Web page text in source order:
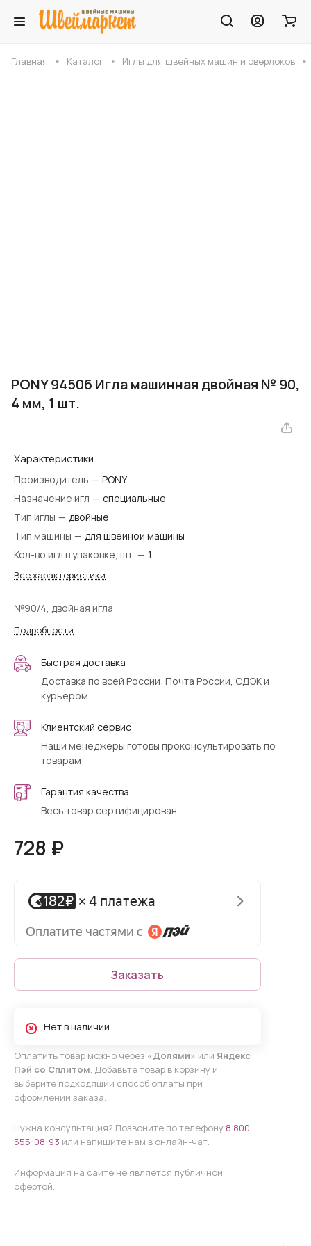
Главная Каталог Иглы для швейных машин и оверлоков
PONY 94506 Игла машинная двойная № 90,
4 мм, 1 шт.
Характеристики
Производитель — PONY
Назначение игл — специальные
Тип иглы — двойные
Тип машины — для швейной машины
Кол-во игл в упаковке, шт. — 1
Все характеристики
№90/4, двойная игла
Подробности
Быстрая доставка
Доставка по всей России: Почта России, СДЭК и
курьером.
Клиентский сервис
Наши менеджеры готовы проконсультировать по
товарам
Гарантия качества
Весь товар сертифицирован
728 ₽
Заказать
Нет в наличии
Оплатить товар можно через «Долями» или Яндекс
Пэй со Сплитом. Добавьте товар в корзину и
выберите подходящий способ оплаты при
оформлении заказа.
Нужна консультация? Позвоните по телефону 8 800
555-08-93 или напишите нам в онлайн-чат.
Информация на сайте не является публичной
офертой.